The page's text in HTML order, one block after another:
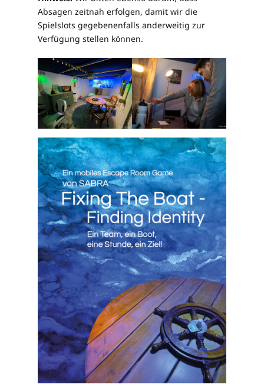
Absagen zeitnah erfolgen, damit wir die
Spielslots gegebenenfalls anderweitig zur
Verfügung stellen können.